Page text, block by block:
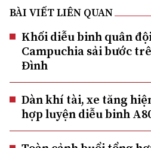
BÀI VIẾT LIÊN QUAN
Khối diễu binh quân
Campuchia sải bước
Đình
Dàn khí tài, xe tăng
hợp luyện diễu binh